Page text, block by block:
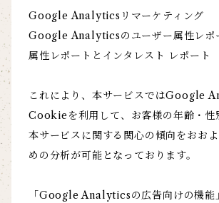
Google Analyticsリマーケティング
Google Analyticsのユーザー属性レポ
属性レポートとインタレスト レポート
これにより、本サービスではGoogle
Cookieを利用して、お客様の年齢・性
本サービスに関する関心の傾向をおお
めの分析が可能となっております。
「Google Analyticsの広告向けの機能